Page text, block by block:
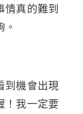
情真的難到
到機會出現
！我一定要